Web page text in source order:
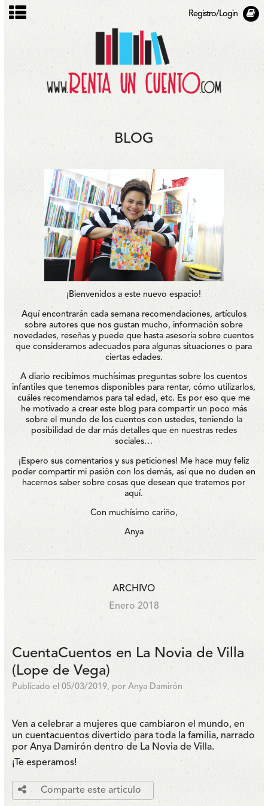
Registro/Login
BLOG
¡Bienvenidos a este nuevo espacio!
Aquí encontrarán cada semana recomendaciones, artículos
sobre autores que nos gustan mucho, información sobre
novedades, reseñas y puede que hasta asesoría sobre cuentos
que consideramos adecuados para algunas situaciones o para
ciertas edades.
A diario recibimos muchísimas preguntas sobre los cuentos
infantiles que tenemos disponibles para rentar, cómo utilizarlos,
cuáles recomendamos para tal edad, etc. Es por eso que me
he motivado a crear este blog para compartir un poco más
sobre el mundo de los cuentos con ustedes, teniendo la
posibilidad de dar más detalles que en nuestras redes
sociales…
¡Espero sus comentarios y sus peticiones! Me hace muy feliz
poder compartir mi pasión con los demás, así que no duden en
hacernos saber sobre cosas que desean que tratemos por
aquí.
Con muchísimo cariño,
Anya
ARCHIVO
Enero 2018
CuentaCuentos en La Novia de Villa
(Lope de Vega)
Publicado el 05/03/2019, por Anya Damirón
Ven a celebrar a mujeres que cambiaron el mundo, en
un cuentacuentos divertido para toda la familia, narrado
por Anya Damirón dentro de La Novia de Villa.
¡Te esperamos!
Comparte este articulo